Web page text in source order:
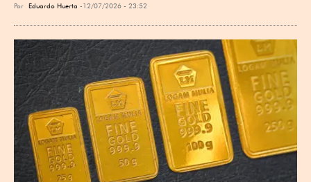
Por Eduardo Huerta 12/07/2026 - 23:52